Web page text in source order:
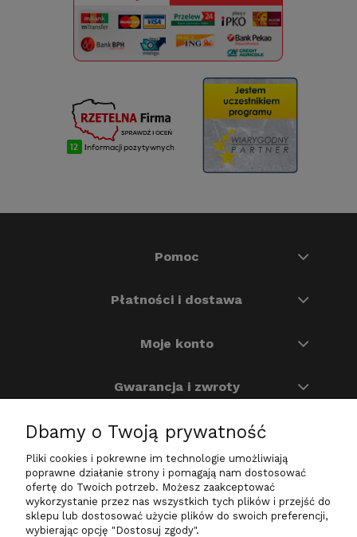
Pomoc
Płatności i dostawa
Moje konto
Gwarancja i zwroty
O nas
Na skróty
Dbamy o Twoją prywatność
Pliki cookies i pokrewne im technologie umożliwiają
poprawne działanie strony i pomagają nam dostosować
ofertę do Twoich potrzeb. Możesz zaakceptować
wykorzystanie przez nas wszystkich tych plików i przejść do
sklepu lub dostosować użycie plików do swoich preferencji,
wybierając opcję "Dostosuj zgody".